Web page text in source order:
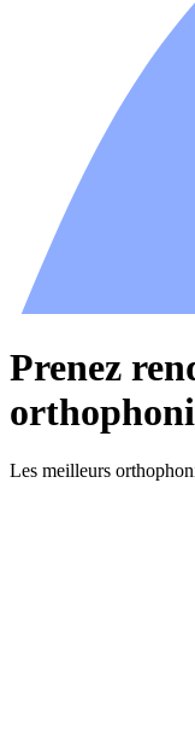
Prenez
Les meilleurs